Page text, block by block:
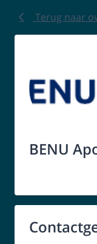
Terug naar
BENU